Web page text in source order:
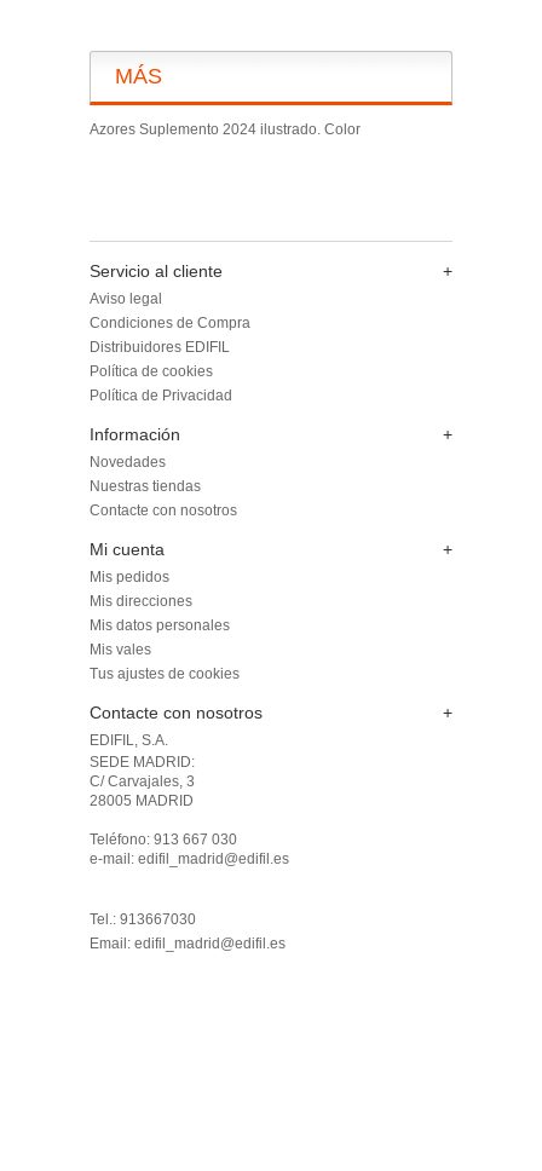
MÁS
Azores Suplemento 2024 ilustrado. Color
Servicio al cliente +
Aviso legal
Condiciones de Compra
Distribuidores EDIFIL
Política de cookies
Política de Privacidad
Información +
Novedades
Nuestras tiendas
Contacte con nosotros
Mi cuenta +
Mis pedidos
Mis direcciones
Mis datos personales
Mis vales
Tus ajustes de cookies
Contacte con nosotros +
EDIFIL, S.A.
SEDE MADRID:
C/ Carvajales, 3
28005 MADRID
Teléfono: 913 667 030
e-mail: edifil_madrid@edifil.es
Tel.: 913667030
Email: edifil_madrid@edifil.es